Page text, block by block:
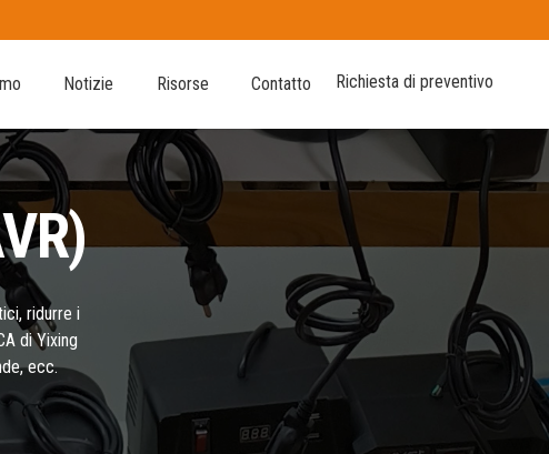
Notizie Risorse Contatto Richiesta di preventivo
ridurre i
di Yixing
ecc.